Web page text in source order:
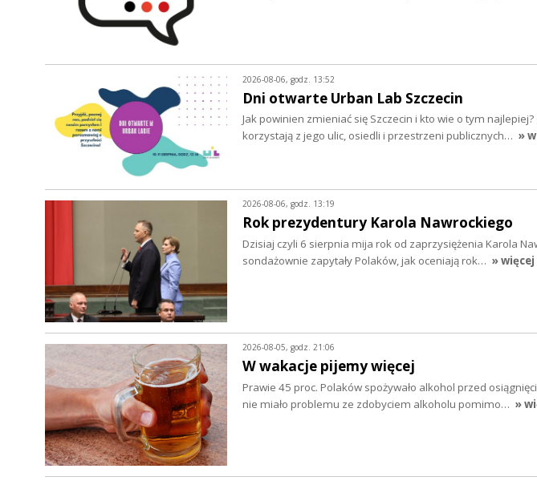
2026-08-06, godz. 13:52
Dni otwarte Urban Lab Szczecin
Jak powinien zmieniać się Szczecin i kto wie o tym
korzystają z jego ulic, osiedli i przestrzeni publicznych… »
2026-08-06, godz. 13:19
Rok prezydentury Karola Nawrockiego
Dzisiaj czyli 6 sierpnia mija rok od zaprzysiężenia Karola
sondażownie zapytały Polaków, jak oceniają rok… » więcej
2026-08-05, godz. 21:06
W wakacje pijemy więcej
Prawie 45 proc. Polaków spożywało alkohol przed
nie miało problemu ze zdobyciem alkoholu pomimo… »